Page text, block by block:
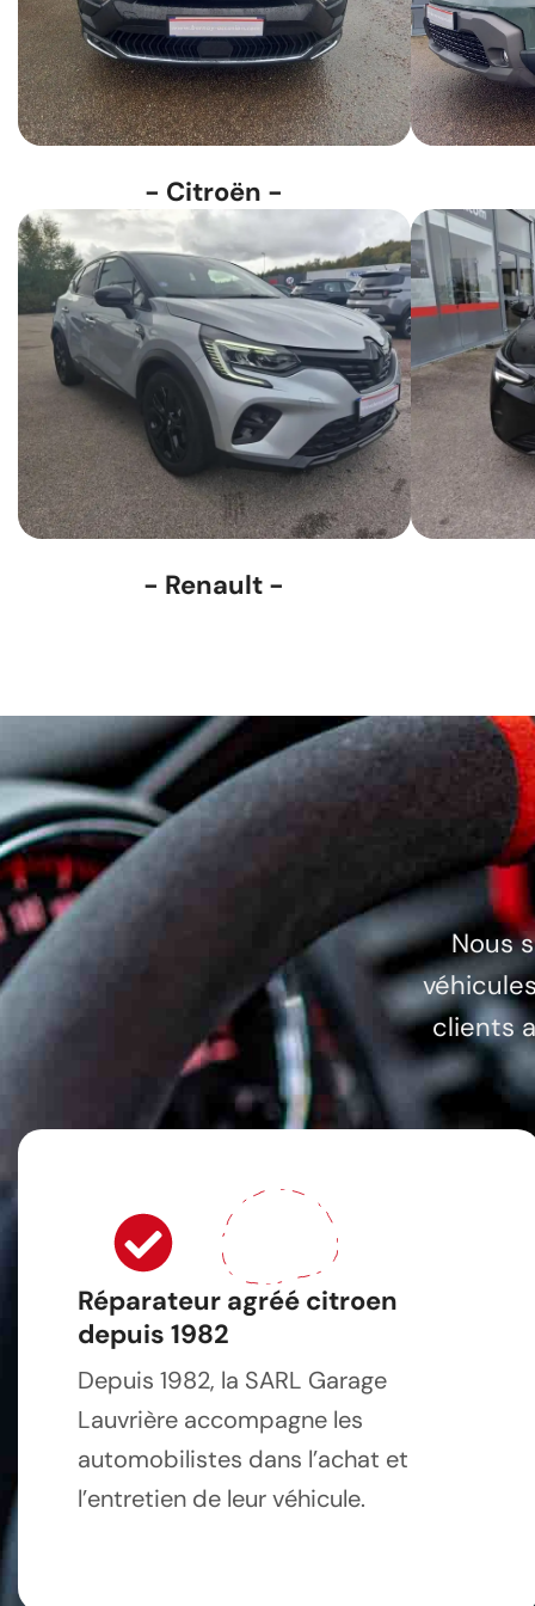
- Citroën -
- Renault -
Nous
clients
Réparateur agréé citroen
depuis 1982
Depuis 1982, la SARL Garage
Lauvrière accompagne les
automobilistes dans l’achat et
l’entretien de leur véhicule.